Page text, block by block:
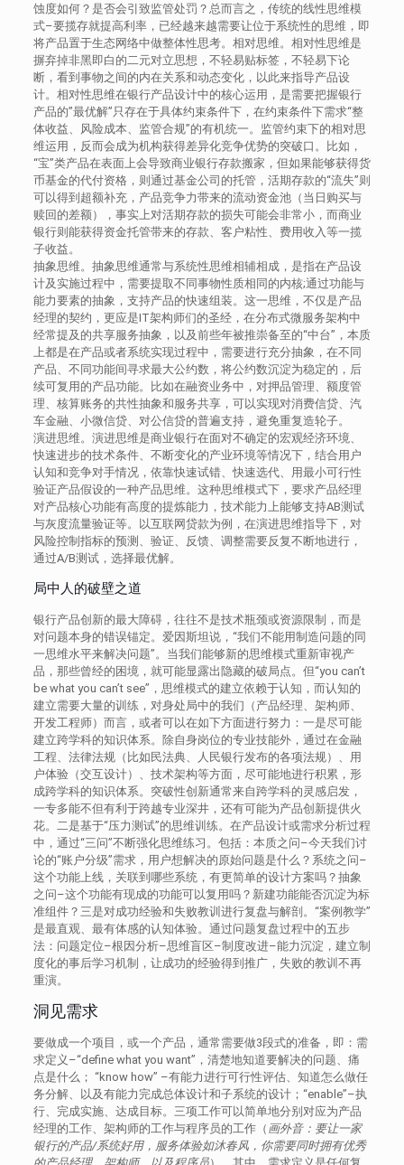
蚀度如何？是否会引致监管处罚？总而言之，传统的线性思维模
式–要揽存就提高利率，已经越来越需要让位于系统性的思维，即
将产品置于生态网络中做整体性思考。相对思维。相对性思维是
摒弃掉非黑即白的二元对立思想，不轻易贴标签，不轻易下论
断，看到事物之间的内在关系和动态变化，以此来指导产品设
计。相对性思维在银行产品设计中的核心运用，是需要把握银行
产品的”最优解”只存在于具体约束条件下，在约束条件下需求“整
体收益、风险成本、监管合规”的有机统一。监管约束下的相对思
维运用，反而会成为机构获得差异化竞争优势的突破口。比如，
“宝”类产品在表面上会导致商业银行存款搬家，但如果能够获得货
币基金的代付资格，则通过基金公司的托管，活期存款的“流失”则
可以得到超额补充，产品竞争力带来的流动资金池（当日购买与
赎回的差额），事实上对活期存款的损失可能会非常小，而商业
银行则能获得资金托管带来的存款、客户粘性、费用收入等一揽
子收益。
抽象思维。抽象思维通常与系统性思维相辅相成，是指在产品设
计及实施过程中，需要提取不同事物性质相同的内核;通过功能与
能力要素的抽象，支持产品的快速组装。这一思维，不仅是产品
经理的契约，更应是IT架构师们的圣经，在分布式微服务架构中
经常提及的共享服务抽象，以及前些年被推崇备至的“中台”，本质
上都是在产品或者系统实现过程中，需要进行充分抽象，在不同
产品、不同功能间寻求最大公约数，将公约数沉淀为稳定的，后
续可复用的产品功能。比如在融资业务中，对押品管理、额度管
理、核算账务的共性抽象和服务共享，可以实现对消费信贷、汽
车金融、小微信贷、对公信贷的普遍支持，避免重复造轮子。
演进思维。演进思维是商业银行在面对不确定的宏观经济环境、
快速进步的技术条件、不断变化的产业环境等情况下，结合用户
认知和竞争对手情况，依靠快速试错、快速选代、用最小可行性
验证产品假设的一种产品思维。这种思维模式下，要求产品经理
对产品核心功能有高度的提炼能力，技术能力上能够支持AB测试
与灰度流量验证等。以互联网贷款为例，在演进思维指导下，对
风险控制指标的预测、验证、反馈、调整需要反复不断地进行，
通过A/B测试，选择最优解。
局中人的破壁之道
银行产品创新的最大障碍，往往不是技术瓶颈或资源限制，而是
对问题本身的错误锚定。爱因斯坦说，“我们不能用制造问题的同
一思维水平来解决问题”。当我们能够新的思维模式重新审视产
品，那些曾经的困境，就可能显露出隐藏的破局点。但“you can’t
be what you can’t see”，思维模式的建立依赖于认知，而认知的
建立需要大量的训练，对身处局中的我们（产品经理、架构师、
开发工程师）而言，或者可以在如下方面进行努力：一是尽可能
建立跨学科的知识体系。除自身岗位的专业技能外，通过在金融
工程、法律法规（比如民法典、人民银行发布的各项法规）、用
户体验（交互设计）、技术架构等方面，尽可能地进行积累，形
成跨学科的知识体系。突破性创新通常来自跨学科的灵感启发，
一专多能不但有利于跨越专业深井，还有可能为产品创新提供火
花。二是基于“压力测试”的思维训练。在产品设计或需求分析过程
中，通过“三问”不断强化思维练习。包括：本质之问–今天我们讨
论的“账户分级”需求，用户想解决的原始问题是什么？系统之问–
这个功能上线，关联到哪些系统，有更简单的设计方案吗？抽象
之问–这个功能有现成的功能可以复用吗？新建功能能否沉淀为标
准组件？三是对成功经验和失败教训进行复盘与解剖。“案例教学”
是最直观、最有体感的认知体验。通过问题复盘过程中的五步
法：问题定位–根因分析–思维盲区–制度改进–能力沉淀，建立制
度化的事后学习机制，让成功的经验得到推广，失败的教训不再
重演。
洞见需求
要做成一个项目，或一个产品，通常需要做3段式的准备，即：需
求定义–“define what you want”，清楚地知道要解决的问题、痛
点是什么； “know how” –有能力进行可行性评估、知道怎么做任
务分解、以及有能力完成总体设计和子系统的设计；“enable”–执
行、完成实施、达成目标。三项工作可以简单地分别对应为产品
经理的工作、架构师的工作与程序员的工作（ 画外音：要让一家
银行的产品/系统好用，服务体验如沐春风，你需要同时拥有优秀